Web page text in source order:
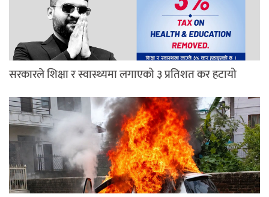
सरकारले शिक्षा र स्वास्थ्यमा लगाएको ३ प्रतिशत कर हटायो